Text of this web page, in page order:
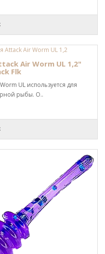
Air Worm UL 1,2"
Flk
UL используется для
рыбы. О..